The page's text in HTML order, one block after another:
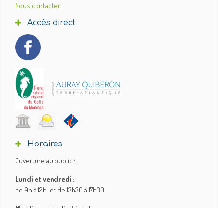
Nous contacter
Accès direct
Horaires
Ouverture au public :
Lundi et vendredi :
de 9h à 12h et de 13h30 à 17h30